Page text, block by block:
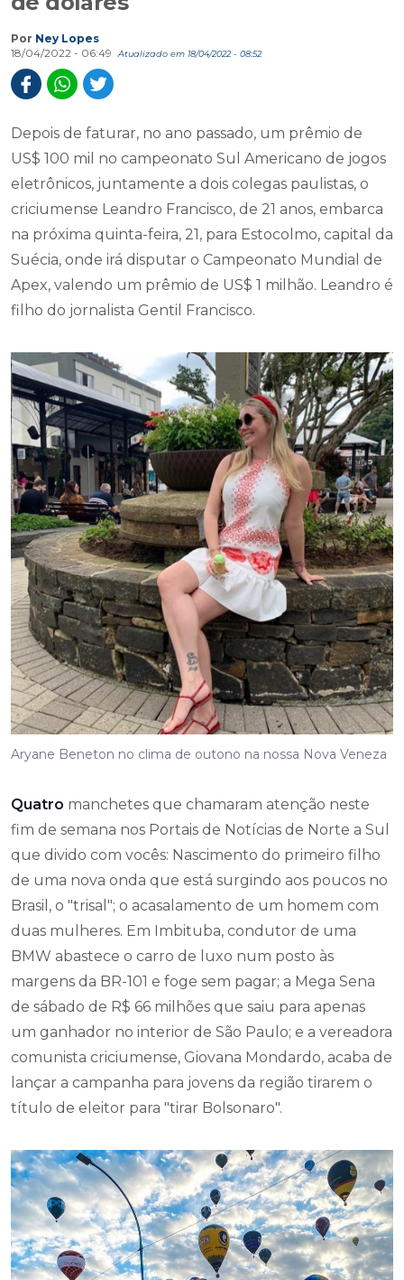
Por Ney Lopes
18/04/2022 - 06:49
Atualizado em 18/04/2022 - 08:52
Depois de faturar, no ano passado, um prêmio de
US$ 100 mil no campeonato Sul Americano de jogos
eletrônicos, juntamente a dois colegas paulistas, o
criciumense Leandro Francisco, de 21 anos, embarca
na próxima quinta-feira, 21, para Estocolmo, capital da
Suécia, onde irá disputar o Campeonato Mundial de
Apex, valendo um prêmio de US$ 1 milhão. Leandro é
filho do jornalista Gentil Francisco.
Aryane Beneton no clima de outono na nossa Nova Veneza
Quatro manchetes que chamaram atenção neste
fim de semana nos Portais de Notícias de Norte a Sul
que divido com vocês: Nascimento do primeiro filho
de uma nova onda que está surgindo aos poucos no
Brasil, o "trisal"; o acasalamento de um homem com
duas mulheres. Em Imbituba, condutor de uma
BMW abastece o carro de luxo num posto às
margens da BR-101 e foge sem pagar; a Mega Sena
de sábado de R$ 66 milhões que saiu para apenas
um ganhador no interior de São Paulo; e a vereadora
comunista criciumense, Giovana Mondardo, acaba de
lançar a campanha para jovens da região tirarem o
título de eleitor para "tirar Bolsonaro".